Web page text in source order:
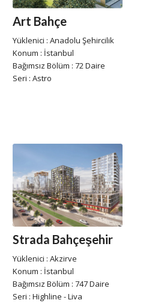
Art Bahçe
Yüklenici : Anadolu Şehircilik
Konum : İstanbul
Bağımsız Bölüm : 72 Daire
Seri : Astro
Strada Bahçeşehir
Yüklenici : Akzirve
Konum : İstanbul
Bağımsız Bölüm : 747 Daire
Seri : Highline - Liva